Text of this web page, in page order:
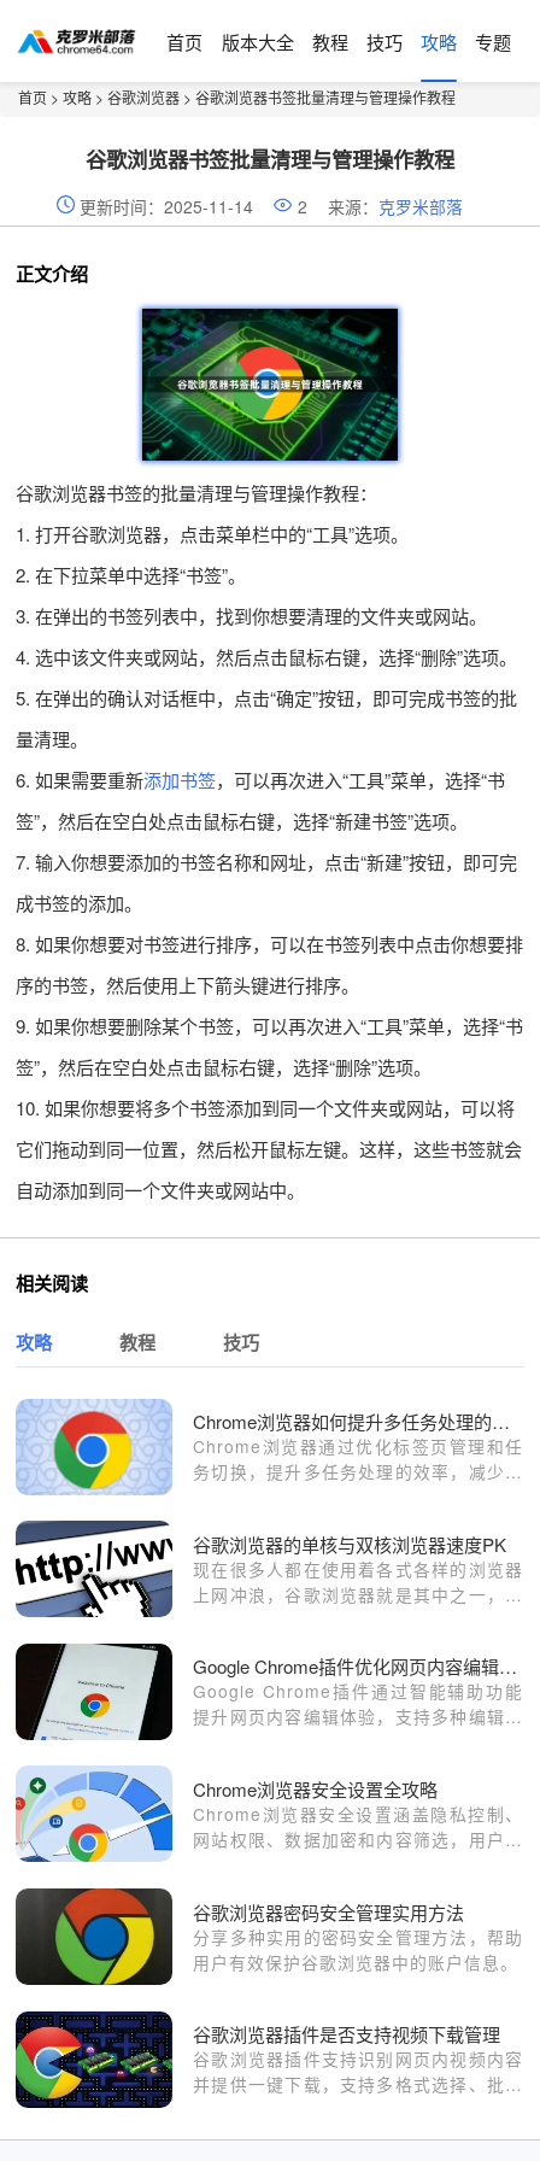
首页 版本大全 教程 技巧 攻略 专题
首页 > 攻略 > 谷歌浏览器 > 谷歌浏览器书签批量清理与管理操作教程
谷歌浏览器书签批量清理与管理操作教程
更新时间：2025-11-14 2 来源： 克罗米部落
正文介绍
谷歌浏览器书签的批量清理与管理操作教程：
1. 打开谷歌浏览器，点击菜单栏中的“工具”选项。
2. 在下拉菜单中选择“书签”。
3. 在弹出的书签列表中，找到你想要清理的文件夹或网站。
4. 选中该文件夹或网站，然后点击鼠标右键，选择“删除”选项。
5. 在弹出的确认对话框中，点击“确定”按钮，即可完成书签的批
量清理。
6. 如果需要重新添加书签，可以再次进入“工具”菜单，选择“书
签”，然后在空白处点击鼠标右键，选择“新建书签”选项。
7. 输入你想要添加的书签名称和网址，点击“新建”按钮，即可完
成书签的添加。
8. 如果你想要对书签进行排序，可以在书签列表中点击你想要排
序的书签，然后使用上下箭头键进行排序。
9. 如果你想要删除某个书签，可以再次进入“工具”菜单，选择“书
签”，然后在空白处点击鼠标右键，选择“删除”选项。
10. 如果你想要将多个书签添加到同一个文件夹或网站，可以将
它们拖动到同一位置，然后松开鼠标左键。这样，这些书签就会
自动添加到同一个文件夹或网站中。
相关阅读
攻略 教程 技巧
Chrome浏览器如何提升多任务处理的效率
Chrome浏览器通过优化标签页管理和任
务切换，提升多任务处理的效率，减少延
谷歌浏览器的单核与双核浏览器速度PK
现在很多人都在使用着各式各样的浏览器
上网冲浪，谷歌浏览器就是其中之一，作
浏览器单双核是什么意思？这会影响到浏
览器的加载速度吗？
Google Chrome插件优化网页内容编辑体验
Google Chrome插件通过智能辅助功能
提升网页内容编辑体验，支持多种编辑操
Chrome浏览器安全设置全攻略
Chrome浏览器安全设置涵盖隐私控制、
网站权限、数据加密和内容筛选，用户可
谷歌浏览器密码安全管理实用方法
分享多种实用的密码安全管理方法，帮助
用户有效保护谷歌浏览器中的账户信息。
谷歌浏览器插件是否支持视频下载管理
谷歌浏览器插件支持识别网页内视频内容
并提供一键下载，支持多格式选择、批量
观看和储存。